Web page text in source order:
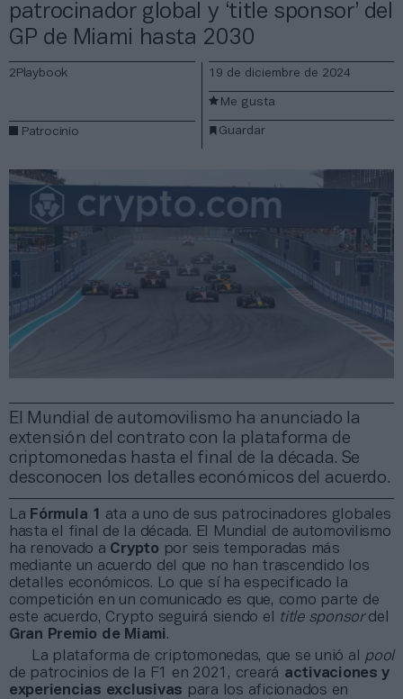
patrocinador global y ‘title sponsor’ del
GP de Miami hasta 2030
El Mundial de automovilismo ha anunciado la
extensión del contrato con la plataforma de
criptomonedas hasta el final de la década. Se
desconocen los detalles económicos del acuerdo.
2Playbook
Patrocinio
19 de diciembre de 2024
Guardar
Me gusta
La Fórmula 1
ata a uno de sus patrocinadores globales
hasta el final de la década. El Mundial de automovilismo
ha renovado a Crypto por seis temporadas más
mediante un acuerdo del que no han trascendido los
detalles económicos. Lo que sí ha especificado la
competición en un comunicado es que, como parte de
este acuerdo, Crypto seguirá siendo el
title sponsordel
Gran Premio de Miami .
La plataforma de criptomonedas, que se unió al
pool
de patrocinios de la F1 en 2021, creará activaciones y
experiencias exclusivas para los aficionados en